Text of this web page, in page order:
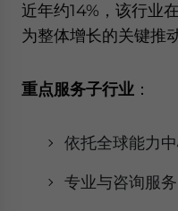
近年约14%，该行业
为整体增长的关键推
重点服务子行业 ：
依托全球能力
专业与咨询服务